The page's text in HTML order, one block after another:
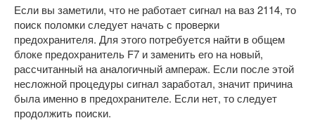
Если вы заметили, что не работает сигнал на ваз 2114, то
поиск поломки следует начать с проверки
предохранителя. Для этого потребуется найти в общем
блоке предохранитель F7 и заменить его на новый,
рассчитанный на аналогичный ампераж. Если после этой
несложной процедуры сигнал заработал, значит причина
была именно в предохранителе. Если нет, то следует
продолжить поиски.